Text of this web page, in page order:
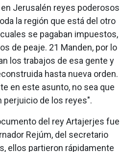
Jerusalén reyes poderosos
la región que está del otro
se pagaban impuestos,
de peaje. 21 Manden, por lo
los trabajos de esa gente y
hasta nueva orden.
en este asunto, no sea que
perjuicio de los reyes".
del rey Artajerjes fue
Rejúm, del secretario
ellos partieron rápidamente